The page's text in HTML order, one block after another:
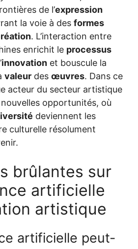
de l’expression
la voie à des formes
. L’interaction entre
enrichit le processus
innovation et bouscule la
valeur des œuvres. Dans ce
acteur du secteur artistique
opportunités, où
deviennent les
culturelle résolument
brûlantes sur
artificielle
artistique
artificielle peut-